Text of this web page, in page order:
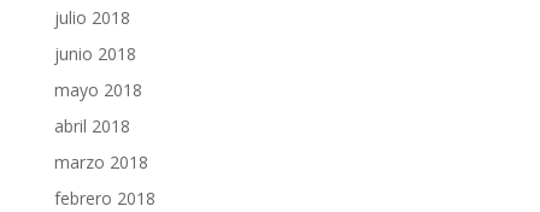
julio 2018
junio 2018
mayo 2018
abril 2018
marzo 2018
febrero 2018